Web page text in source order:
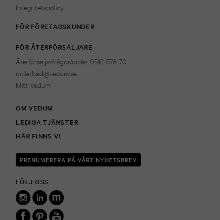
Integritetspolicy
FÖR FÖRETAGSKUNDER
FÖR ÅTERFÖRSÄLJARE
Återförsäljarfrågor/order 0512-576 70
orderbad@vedum.se
Mitt Vedum
OM VEDUM
LEDIGA TJÄNSTER
HÄR FINNS VI
PRENUMERERA PÅ VÅRT NYHETSBREV
FÖLJ OSS